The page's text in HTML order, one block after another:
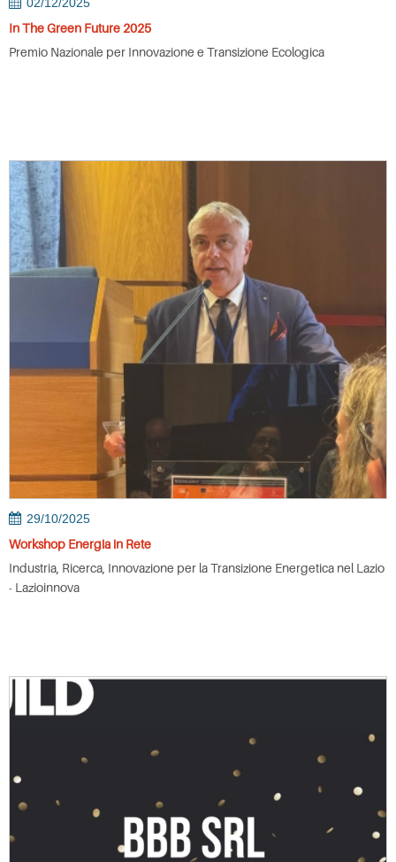
In The Green Future 2025
Premio Nazionale per Innovazione e Transizione Ecologica
29/10/2025
Workshop Energia in Rete
Industria, Ricerca, Innovazione per la Transizione Energetica nel Lazio
- Lazioinnova